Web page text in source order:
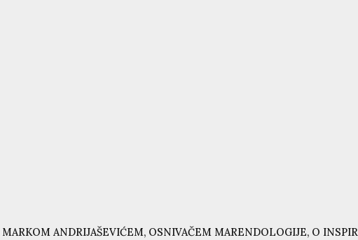
MARKOM ANDRIJAŠEVIĆEM, OSNIVAČEM MARENDOLOGIJE, O